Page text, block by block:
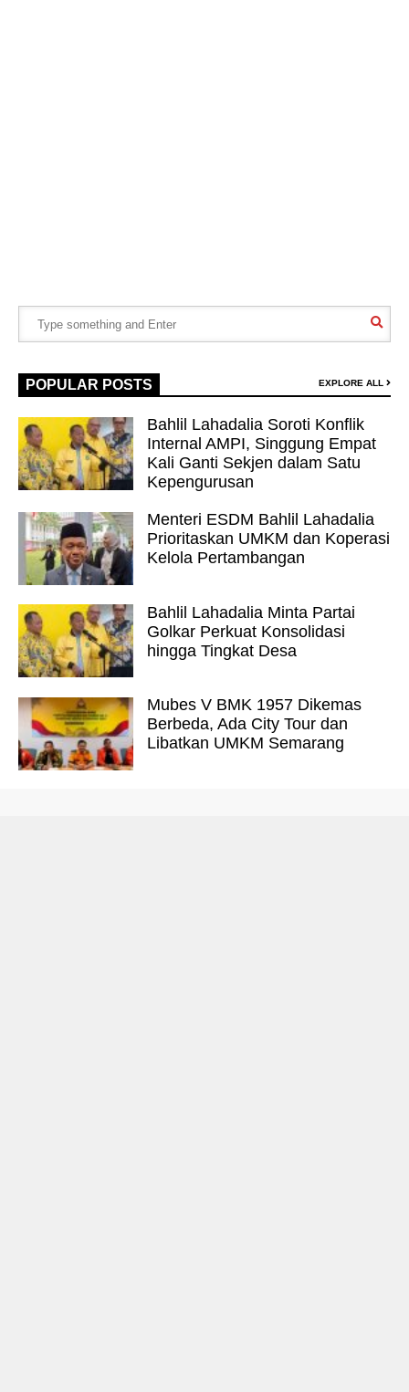
POPULAR POSTS EXPLORE ALL
Bahlil Lahadalia Soroti Konflik
Internal AMPI, Singgung Empat
Kali Ganti Sekjen dalam Satu
Kepengurusan
Menteri ESDM Bahlil Lahadalia
Prioritaskan UMKM dan Koperasi
Kelola Pertambangan
Bahlil Lahadalia Minta Partai
Golkar Perkuat Konsolidasi
hingga Tingkat Desa
Mubes V BMK 1957 Dikemas
Berbeda, Ada City Tour dan
Libatkan UMKM Semarang